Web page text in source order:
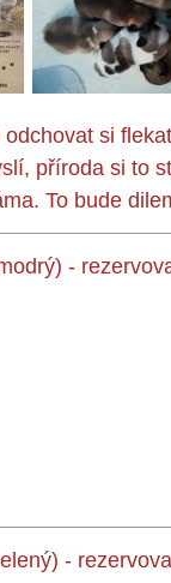
si
příroda si to
To bude
-
-